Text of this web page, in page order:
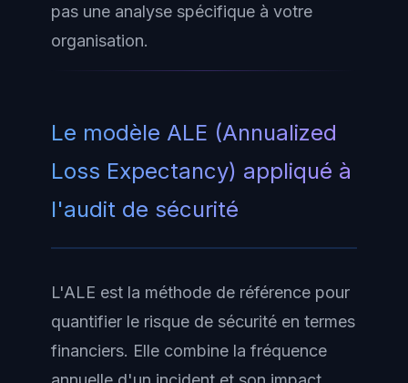
pas une analyse spécifique à votre
organisation.
Le modèle ALE (Annualized
Loss Expectancy) appliqué à
l'audit de sécurité
L'ALE est la méthode de référence pour
quantifier le risque de sécurité en termes
financiers. Elle combine la fréquence